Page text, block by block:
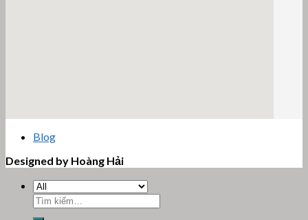
Blog
Designed by Hoàng Hải
Tìm
kiếm: